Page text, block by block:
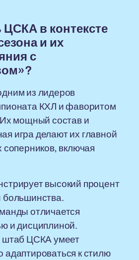
ЦСКА в контексте
и их
с
из лидеров
КХЛ и фаворитом
мощный состав и
игра делают их главной
соперников, включая
высокий процент
большинства.
отличается
и дисциплиной.
штаб ЦСКА умеет
к стилю